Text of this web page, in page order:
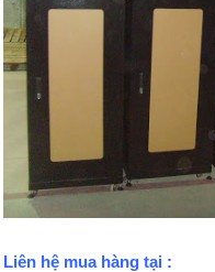
Liên hệ mua hàng tại :